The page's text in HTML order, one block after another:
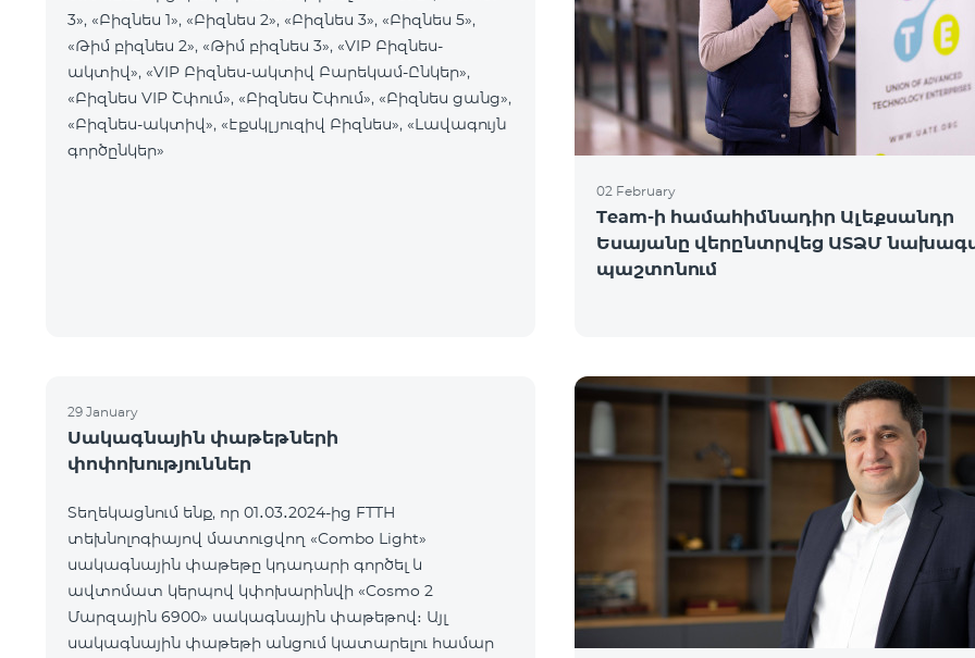
3», «Բիզնես 1», «Բիզնես 2», «Բիզնես 3», «Բիզնես 5»,
«Թիմ բիզնես 2», «Թիմ բիզնես 3», «VIP Բիզնես-
ակտիվ», «VIP Բիզնես-ակտիվ Բարեկամ-Ընկեր»,
«Բիզնես VIP Շփում», «Բիզնես Շփում», «Բիզնես ցանց»,
«Բիզնես-ակտիվ», «Էքսկլյուզիվ Բիզնես», «Լավագույն
գործընկեր»
02 February
Team-ի համահիմնադիր Ալեքսանդր
Եսայանը վերընտրվեց ԱՏՁՄ
պաշտոնում
29 January
Սակագնային փաթեթների
փոփոխություններ
Տեղեկացնում ենք, որ 01․03․2024-ից FTTH
տեխնոլոգիայով մատուցվող «Combo Light»
սակագնային փաթեթը կդադարի գործել և
ավտոմատ կերպով կփոխարինվի «Cosmo 2
Մարզային 6900» սակագնային փաթեթով։ Այլ
սակագնային փաթեթի անցում կատարելու համար